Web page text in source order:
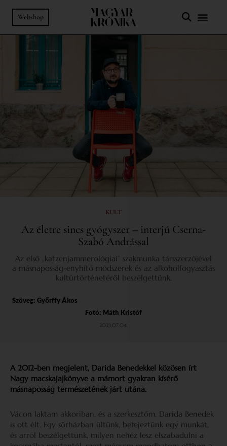
Webshop
KULT
Az életre sincs gyógyszer – interjú Cserna-
Szabó Andrással
Az első „katzenjammerológiai” szakmunka társszerzőjével
a másnaposság-enyhítő módszerek és az alkoholfogyasztás
kultúrtörténetéről beszélgettünk.
Szöveg: Győrffy Ákos
Fotó: Máth Kristóf
2023.07.04.
A 2012-ben megjelent, Darida Benedekkel közösen írt
Nagy macskajajkönyve a mámort gyakran kísérő
másnaposság természetének járt utána.
Vácon laktam akkoriban, és a szerkesztőm, Darida Benedek
is ott élt. Egy sörházban ültünk, befejeztünk egy munkát,
és arról beszélgettünk, milyen nehéz lesz elszabadulni a